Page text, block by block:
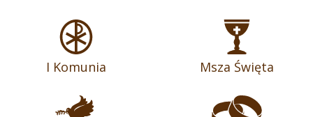
I Komunia Msza Święta